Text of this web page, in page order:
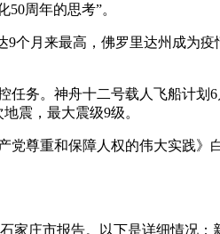
周年的思考”。
个月来最高，佛罗里达州成为
务。神舟十二号载人飞船计
震，最大震级9级。
尊重和保障人权的伟大实践
家庄市报告。以下是详细情况